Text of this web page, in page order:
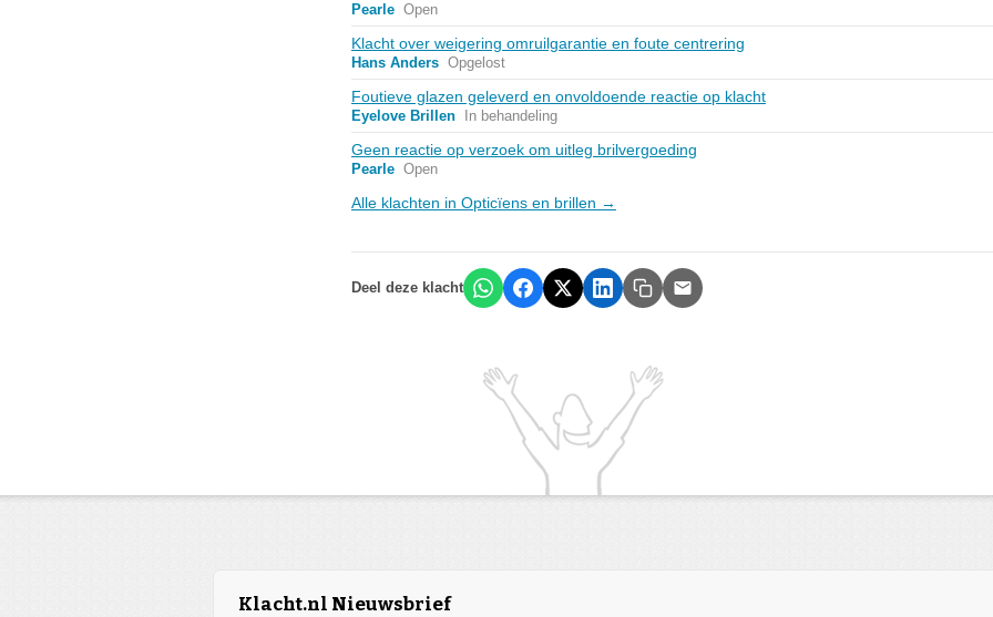
Pearle Open
Klacht over weigering omruilgarantie en foute centrering
Hans Anders Opgelost
Foutieve glazen geleverd en onvoldoende reactie op klacht
Eyelove Brillen In behandeling
Geen reactie op verzoek om uitleg brilvergoeding
Pearle Open
Alle klachten in Opticïens en brillen →
Deel deze klacht
Klacht.nl Nieuwsbrief